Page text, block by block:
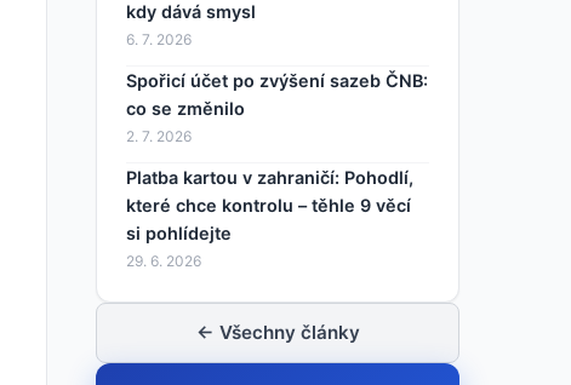
kdy dává smysl
6. 7. 2026
Spořicí účet po zvýšení sazeb ČNB:
co se změnilo
2. 7. 2026
Platba kartou v zahraničí: Pohodlí,
které chce kontrolu – těhle 9 věcí
si pohlídejte
29. 6. 2026
← Všechny články